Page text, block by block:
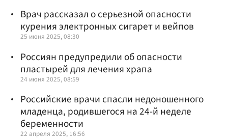
Врач рассказал о серьезной опасности
курения электронных сигарет и вейпов
25 июня 2025, 08:30
Россиян предупредили об опасности
пластырей для лечения храпа
24 июня 2025, 08:59
Российские врачи спасли недоношенного
младенца, родившегося на 24-й неделе
беременности
22 апреля 2025, 16:56